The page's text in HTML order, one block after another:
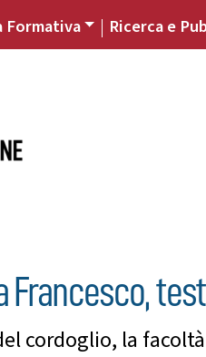
Formativa Ricerca e
Francesco,
cordoglio, la